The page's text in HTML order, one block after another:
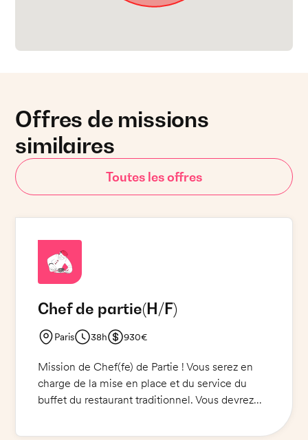
Offres de missions
similaires
Toutes les offres
Chef de partie(H/F)
Paris 38h 930€
Mission de Chef(fe) de Partie ! Vous serez en
charge de la mise en place et du service du
buffet du restaurant traditionnel. Vous devrez
que le buffet soit prêt pour les clients. Vous